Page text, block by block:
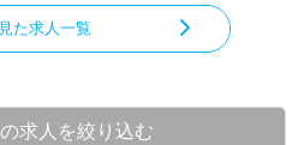
た求人一覧
求人を絞り込む